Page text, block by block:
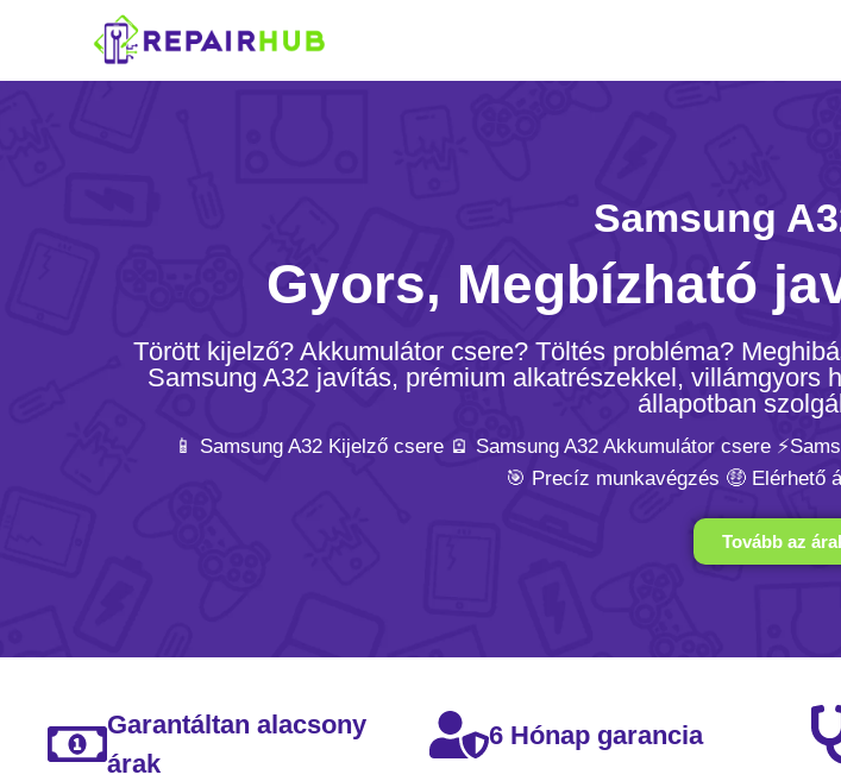
Samsung
Gyors, Megbízható
Törött kijelző? Akkumulátor csere? Töltés probléma?
Samsung A32 javítás, prémium alkatrészekkel,
állapotban
📱 Samsung A32 Kijelző csere 🪫 Samsung A32 Akkumulátor csere
🎯 Precíz munkavégzés 🤑 Elérhető
Tovább az
Garantáltan alacsony
árak
6 Hónap garancia